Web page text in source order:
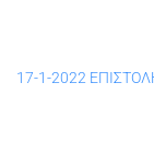
17-1-2022